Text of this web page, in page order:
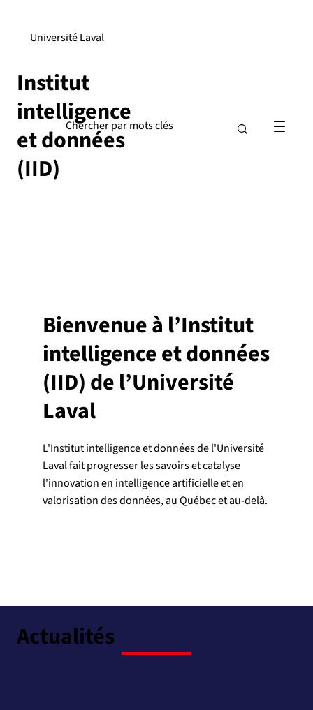
Institut
intelligence
et données
(IID)
Université Laval
Bienvenue à l’Institut
intelligence et données
(IID) de l’Université
Laval
L'Institut intelligence et données de l'Université
Laval fait progresser les savoirs et catalyse
l'innovation en intelligence artificielle et en
valorisation des données, au Québec et au-delà.
Actualités